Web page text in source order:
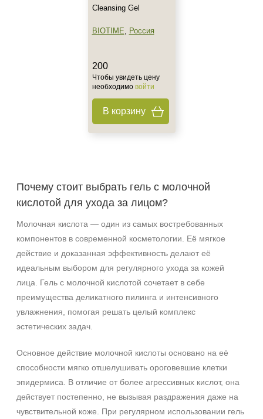
Cleansing Gel
BIOTIME, Россия
200
Чтобы увидеть цену
необходимо войти
В корзину
Почему стоит выбрать гель с молочной
кислотой для ухода за лицом?
Молочная кислота — один из самых востребованных
компонентов в современной косметологии. Её мягкое
действие и доказанная эффективность делают её
идеальным выбором для регулярного ухода за кожей
лица. Гель с молочной кислотой сочетает в себе
преимущества деликатного пилинга и интенсивного
увлажнения, помогая решать целый комплекс
эстетических задач.
Основное действие молочной кислоты основано на её
способности мягко отшелушивать ороговевшие клетки
эпидермиса. В отличие от более агрессивных кислот, она
действует постепенно, не вызывая раздражения даже на
чувствительной коже. При регулярном использовании гель